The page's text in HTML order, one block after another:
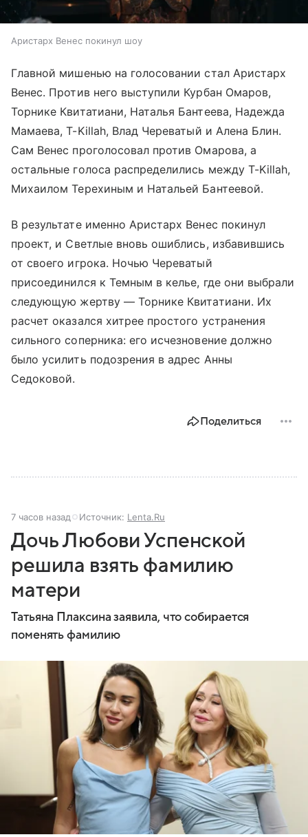
Аристарх Венес покинул шоу
Главной мишенью на голосовании стал Аристарх
Венес. Против него выступили Курбан Омаров,
Торнике Квитатиани, Наталья Бантеева, Надежда
Мамаева, T-Killah, Влад Череватый и Алена Блин.
Сам Венес проголосовал против Омарова, а
остальные голоса распределились между T-Killah,
Михаилом Терехиным и Натальей Бантеевой.
В результате именно Аристарх Венес покинул
проект, и Светлые вновь ошиблись, избавившись
от своего игрока. Ночью Череватый
присоединился к Темным в келье, где они выбрали
следующую жертву — Торнике Квитатиани. Их
расчет оказался хитрее простого устранения
сильного соперника: его исчезновение должно
было усилить подозрения в адрес Анны
Седоковой.
Поделиться
7 часов назад Источник: Lenta.Ru
Дочь Любови Успенской
решила взять фамилию
матери
Татьяна Плаксина заявила, что собирается
поменять фамилию